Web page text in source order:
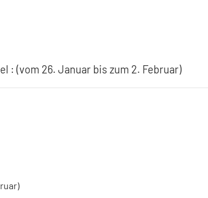
: (vom 26. Januar bis zum 2. Februar)